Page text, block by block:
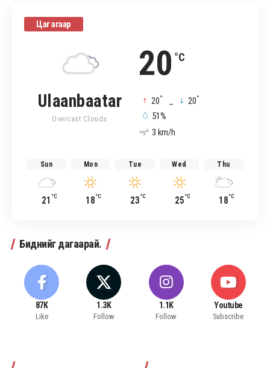
Цаг агаар
20 °C
Ulaanbaatar
Overcast Clouds
20° 20°
51%
3 km/h
Sun
21 °C
Mon
18°C
Tue
23°C
Wed
25°C
Thu
18°C
Биднийг дагаарай.
87K
Like
1.3K
Follow
1.1K
Follow
Youtube
Subscribe